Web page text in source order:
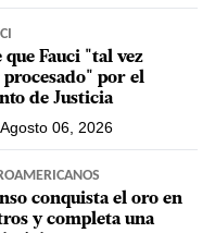
Fauci "tal vez
por el
de Justicia
06, 2026
conquista el oro en
y completa una